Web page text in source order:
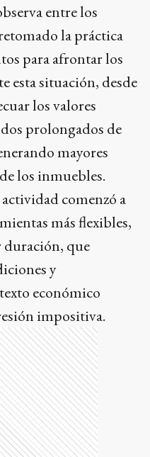
entre los
la práctica
para afrontar los
esta situación, desde
los valores
prolongados de
mayores
los inmuebles.
comenzó a
más flexibles,
duración, que
y
económico
impositiva.